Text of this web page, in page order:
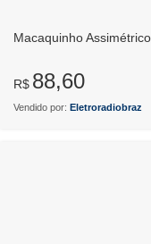
Macaquinho
R$ 88,60
Vendido por: Eletroradiobraz